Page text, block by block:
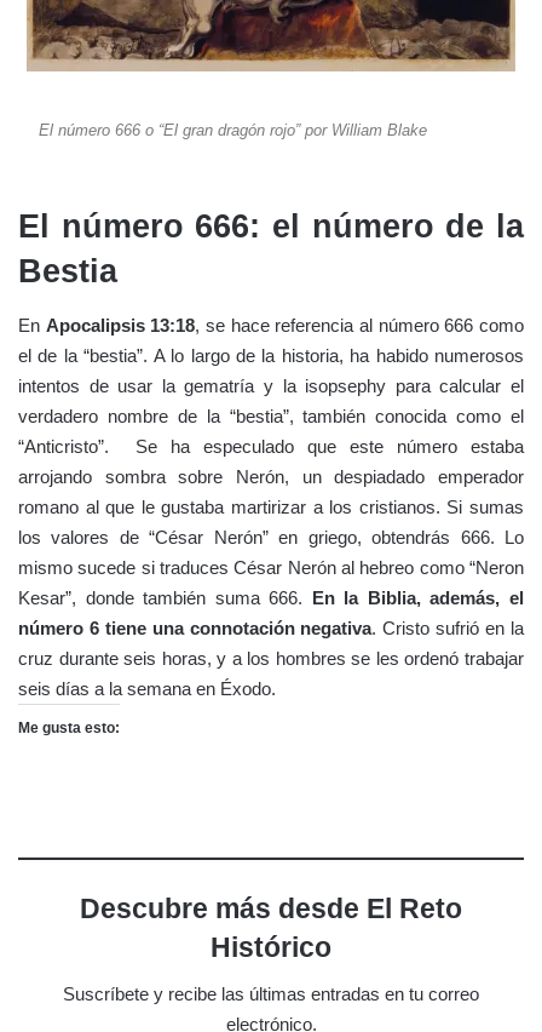
El número 666 o “El gran dragón rojo” por William Blake
El número 666: el número de la
Bestia
En Apocalipsis 13:18, se hace referencia al número 666 como
el de la “bestia”. A lo largo de la historia, ha habido numerosos
intentos de usar la gematría y la isopsephy para calcular el
verdadero nombre de la “bestia”, también conocida como el
“Anticristo”. Se ha especulado que este número estaba
arrojando sombra sobre Nerón, un despiadado emperador
romano al que le gustaba martirizar a los cristianos. Si sumas
los valores de “César Nerón” en griego, obtendrás 666. Lo
mismo sucede si traduces César Nerón al hebreo como “Neron
Kesar”, donde también suma 666. En la Biblia, además, el
número 6 tiene una connotación negativa. Cristo sufrió en la
cruz durante seis horas, y a los hombres se les ordenó trabajar
seis días a la semana en Éxodo.
Me gusta esto:
Descubre más desde El Reto
Histórico
Suscríbete y recibe las últimas entradas en tu correo
electrónico.